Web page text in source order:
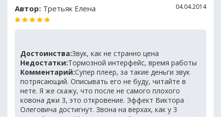
Автор: Третьяк Елена 04.04.2014
Достоинства:Звук, как не странно цена
Недостатки:Тормозной интерфейс, время работы
Комментарий:Супер плеер, за такие деньги звук
потрясающий. Описывать его не буду, читайте в
нете. Я же скажу, что после не самого плохого
ковона джи 3, это откровение. Эффект Виктора
Олеговича достигнут. Звона на верхах, как у 3